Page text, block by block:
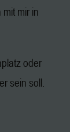
mir in
oder
sein soll.